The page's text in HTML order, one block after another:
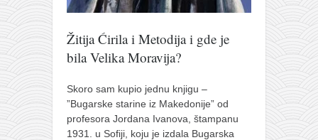
pravoslavlje
zabranjena istorija
ćirilica
porodične priče
umesto tvitera
kalendar srpski
Žitija Ćirila i Metodija i gde je
bila Velika Moravija?
Skoro sam kupio jednu knjigu –
”Bugarske starine iz Makedonije” od
profesora Jordana Ivanova, štampanu
1931. u Sofiji, koju je izdala Bugarska